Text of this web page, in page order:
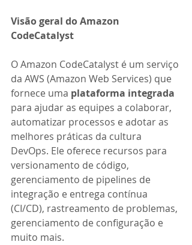
Visão geral do Amazon
CodeCatalyst
O Amazon CodeCatalyst é um serviço
da AWS (Amazon Web Services) que
fornece uma plataforma integrada
para ajudar as equipes a colaborar,
automatizar processos e adotar as
melhores práticas da cultura
DevOps. Ele oferece recursos para
versionamento de código,
gerenciamento de pipelines de
integração e entrega contínua
(CI/CD), rastreamento de problemas,
gerenciamento de configuração e
muito mais.